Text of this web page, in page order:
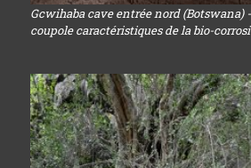
Gcwihaba cave entrée nord (Botswana)
coupole caractéristiques de la bio-